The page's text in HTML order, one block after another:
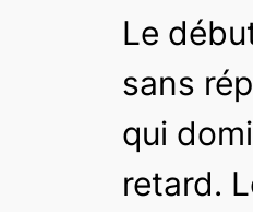
Le
sans
qui
retard.